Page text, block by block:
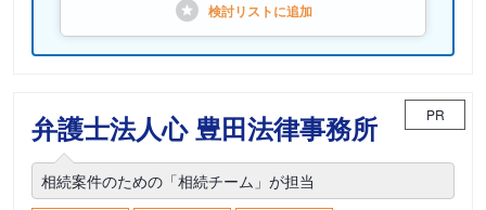
検討リストに追加
弁護士法人心 豊田法律事務所 PR
相続案件のための「相続チーム」が担当